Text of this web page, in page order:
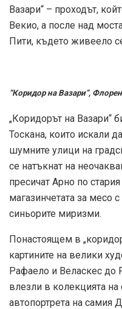
Вазари“ – проходът,
Векио, а после над
Пити, където живеело
“Коридор на Вазари”,
„Коридорът на Вазари“
Тоскана, които искали
шумните улици на
се натъкнат на
пресичат Арно по
магазинчетата за месо
синьорите миризми.
Понастоящем в
картините на велики
Рафаело и Веласкес до
влезли в колекцията
автопортрета на самия